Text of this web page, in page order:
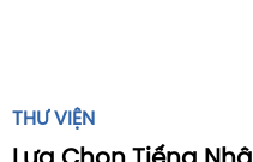
THƯ VIỆN